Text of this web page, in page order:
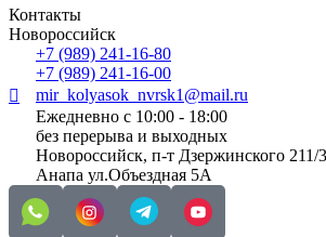
Контакты
Новороссийск
+7 (989) 241-16-80
+7 (989) 241-16-00
mir_kolyasok_nvrsk1@mail.ru
Ежедневно с 10:00 - 18:00
без перерыва и выходных
Новороссийск, п-т Дзержинского
Анапа ул.Объездная 5А